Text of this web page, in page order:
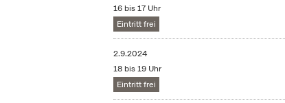
16 bis 17 Uhr
Eintritt frei
2.9.2024
18 bis 19 Uhr
Eintritt frei